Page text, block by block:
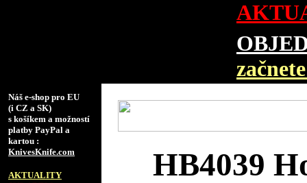
Náš e-shop pro EU
(i CZ a SK)
s košíkem a možností
platby PayPal a
kartou :
KnivesKnife.com
AKTUALITY
HB4039